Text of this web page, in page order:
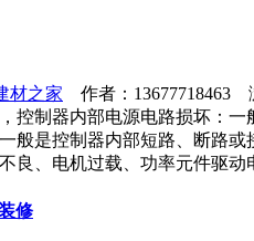
材之家 作者：13677718463
控制器内部电源电路损坏：
般是控制器内部短路、断路
良、电机过载、功率元件驱动
修